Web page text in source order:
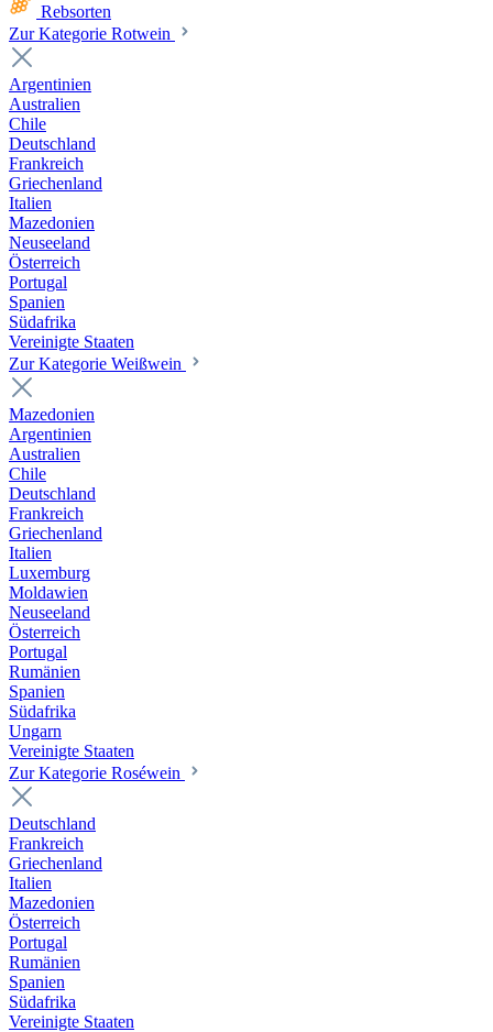
Rebsorten
Zur Kategorie Rotwein
Argentinien
Australien
Chile
Deutschland
Frankreich
Griechenland
Italien
Mazedonien
Neuseeland
Österreich
Portugal
Spanien
Südafrika
Vereinigte Staaten
Zur Kategorie Weißwein
Mazedonien
Argentinien
Australien
Chile
Deutschland
Frankreich
Griechenland
Italien
Luxemburg
Moldawien
Neuseeland
Österreich
Portugal
Rumänien
Spanien
Südafrika
Ungarn
Vereinigte Staaten
Zur Kategorie Roséwein
Deutschland
Frankreich
Griechenland
Italien
Mazedonien
Österreich
Portugal
Rumänien
Spanien
Südafrika
Vereinigte Staaten